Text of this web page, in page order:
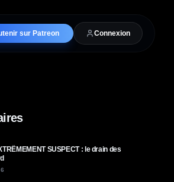
sur Patreon Connexion
SUSPECT : le drain des